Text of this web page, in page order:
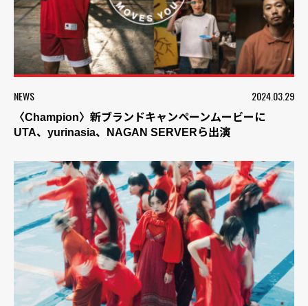
NEWS 2024.03.29
〈Champion〉新ブランドキャンペーンムービーに
UTA、yurinasia、NAGAN SERVERら出演